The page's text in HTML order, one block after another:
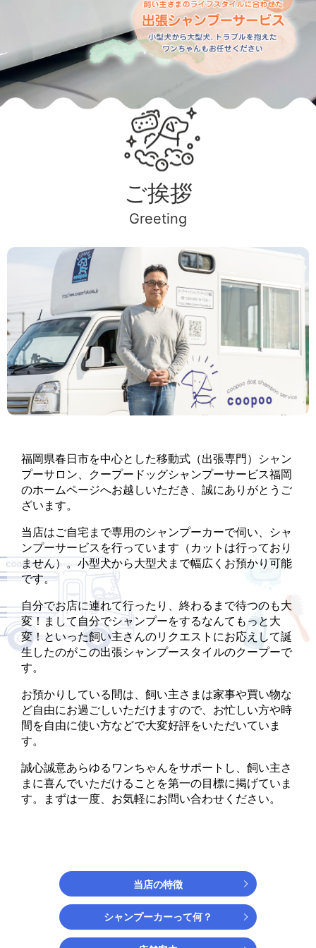
ご挨拶
Greeting
福岡県春日市を中心とした移動式（出張専門）シャン
プーサロン、 クープードッグシャンプーサービス福岡
のホームページへお越しいただき、誠にありがとうご
ざいます。
当店はご自宅まで専用のシャンプーカーで伺い、シャ
ンプーサービスを行っています（カットは行っており
ません）。小型犬から大型犬まで幅広くお預かり可能
です。
自分でお店に連れて行ったり、終わるまで待つのも大
変！まして自分でシャンプーをするなんてもっと大
変！といった飼い主さんのリクエストにお応えして誕
生したのがこの出張シャンプースタイルのクープーで
す。
お預かりしている間は、飼い主さまは家事や買い物な
ど自由にお過ごしいただけますので、 お忙しい方や時
間を自由に使い方などで大変好評をいただいていま
す。
誠心誠意あらゆるワンちゃんをサポートし、飼い主さ
まに喜んでいただけることを第一の目標に掲げていま
す。
まずは一度、お気軽にお問い合わせください。
当店の特徴
シャンプーカーって何？